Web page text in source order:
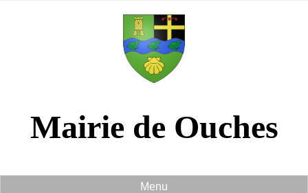
Mairie de Ouches
Menu